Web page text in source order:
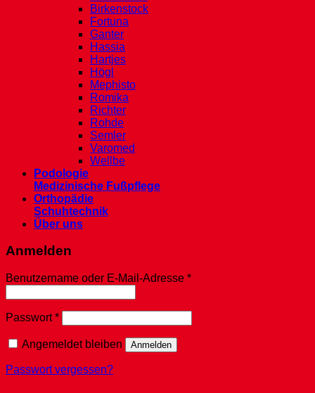
Birkenstock
Fortuna
Ganter
Hassia
Hartjes
Högl
Mephisto
Romika
Richter
Rohde
Semler
Varomed
Wellbe
Podologie
Medizinische Fußpflege
Orthopädie
Schuhtechnik
Über uns
Anmelden
Benutzername oder E-Mail-Adresse *Erforderlich
Passwort*Erforderlich
Angemeldet bleiben Anmelden
Passwort vergessen?